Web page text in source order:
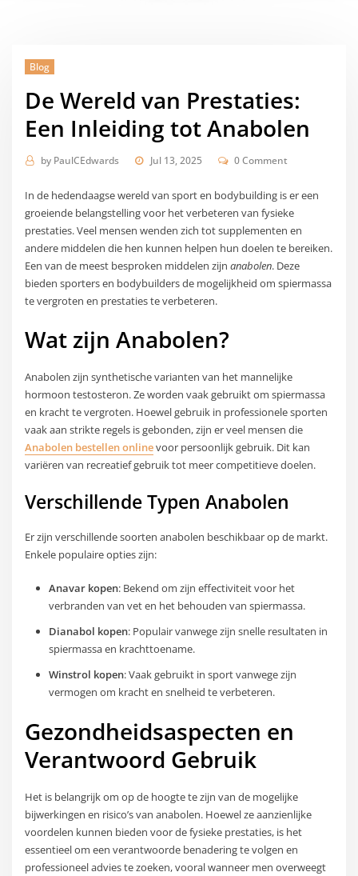
Blog
De Wereld van Prestaties:
Een Inleiding tot Anabolen
by PaulCEdwards Jul 13, 2025 0 Comment
In de hedendaagse wereld van sport en bodybuilding is er een
groeiende belangstelling voor het verbeteren van fysieke
prestaties. Veel mensen wenden zich tot supplementen en
andere middelen die hen kunnen helpen hun doelen te bereiken.
Een van de meest besproken middelen zijnanabolen. Deze
bieden sporters en bodybuilders de mogelijkheid om spiermassa
te vergroten en prestaties te verbeteren.
Wat zijn Anabolen?
Anabolen zijn synthetische varianten van het mannelijke
hormoon testosteron. Ze worden vaak gebruikt om spiermassa
en kracht te vergroten. Hoewel gebruik in professionele sporten
vaak aan strikte regels is gebonden, zijn er veel mensen die
Anabolen bestellen onlinevoor persoonlijk gebruik. Dit kan
variëren van recreatief gebruik tot meer competitieve doelen.
Verschillende Typen Anabolen
Er zijn verschillende soorten anabolen beschikbaar op de markt.
Enkele populaire opties zijn:
Anavar kopen: Bekend om zijn effectiviteit voor het
verbranden van vet en het behouden van spiermassa.
Dianabol kopen: Populair vanwege zijn snelle resultaten in
spiermassa en krachttoename.
Winstrol kopen: Vaak gebruikt in sport vanwege zijn
vermogen om kracht en snelheid te verbeteren.
Gezondheidsaspecten en
Verantwoord Gebruik
Het is belangrijk om op de hoogte te zijn van de mogelijke
bijwerkingen en risico’s van anabolen. Hoewel ze aanzienlijke
voordelen kunnen bieden voor de fysieke prestaties, is het
essentieel om een verantwoorde benadering te volgen en
professioneel advies te zoeken, vooral wanneer men overweegt